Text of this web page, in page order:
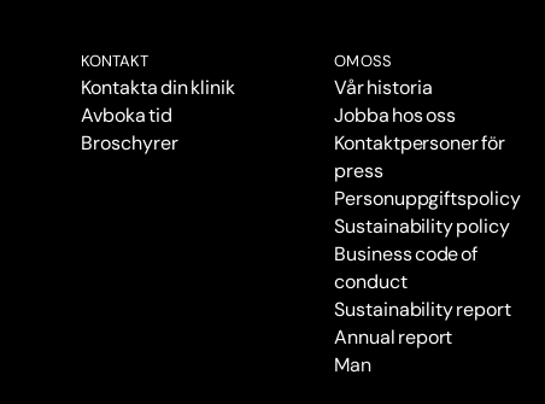
KONTAKT
Kontakta din klinik
Avboka tid
Broschyrer
OM OSS
Vår historia
Jobba hos oss
Kontaktpersoner för
press
Personuppgiftspolicy
Sustainability policy
Business code of
conduct
Sustainability report
Annual report
Man